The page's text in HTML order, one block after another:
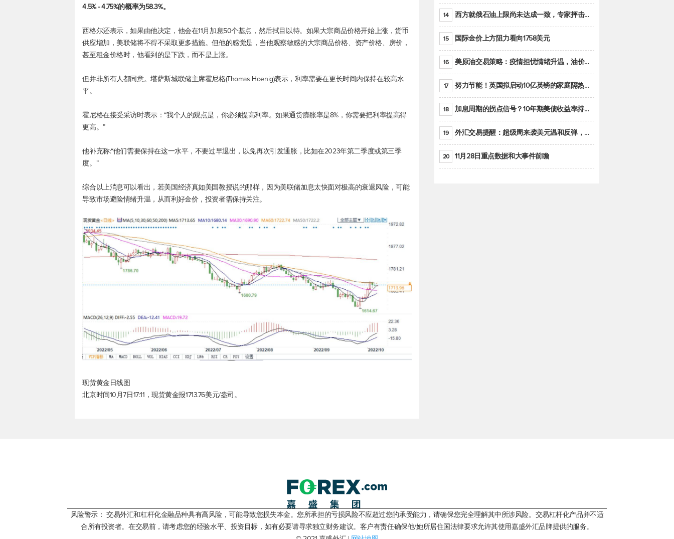
4.5% - 4.75%的概率为58.3%。
西格尔还表示，如果由他决定，他会在11月加息50个基点，然后拭目以待。如果大宗商品价格开始上涨，货币
供应增加，美联储将不得不采取更多措施。但他的感觉是，当他观察敏感的大宗商品价格、资产价格、房价，
甚至租金价格时，他看到的是下跌，而不是上涨。
但并非所有人都同意。堪萨斯城联储主席霍尼格(Thomas Hoenig)表示，利率需要在更长时间内保持在较高水
平。
霍尼格在接受采访时表示：“我个人的观点是，你必须提高利率。如果通货膨胀率是8%，你需要把利率提高得
更高。”
他补充称:“他们需要保持在这一水平，不要过早退出，以免再次引发通胀，比如在2023年第二季度或第三季
度。”
综合以上消息可以看出，若美国经济真如美国教授说的那样，因为美联储加息太快面对极高的衰退风险，可能
导致市场避险情绪升温，从而利好金价，投资者需保持关注。
现货黄金日线图
北京时间10月7日17:11，现货黄金报1713.76美元/盎司。
14 西方就俄石油上限尚未达成一致，专家抨击限价是无用功
15 国际金价上方阻力看向1758美元
16 美原油交易策略：疫情担忧情绪升温，油价跌创年内新低
17 努力节能！英国拟启动10亿英镑的家庭隔热工程 减少能源消耗
18 加息周期的拐点信号？10年期美债收益率持续低于联邦基金利率目标区间
19 外汇交易提醒：超级周来袭美元温和反弹，警惕筑底可能性
20 11月28日重点数据和大事件前瞻
风险警示： 交易外汇和杠杆化金融品种具有高风险，可能导致您损失本金。您所承担的亏损风险不应超过您的承受能力，请确保您完全理解其中所涉风险。交易杠杆化产品并不适
合所有投资者。在交易前，请考虑您的经验水平、投资目标，如有必要请寻求独立财务建议。客户有责任确保他/她所居住国法律要求允许其使用嘉盛外汇品牌提供的服务。